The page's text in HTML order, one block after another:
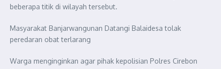
beberapa titik di wilayah tersebut.
Masyarakat Banjarwangunan Datangi Balaidesa tolak
peredaran obat terlarang
Warga menginginkan agar pihak kepolisian Polres Cirebon